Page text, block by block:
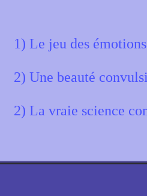
1) Le jeu des
2) Une beauté
2) La vraie science